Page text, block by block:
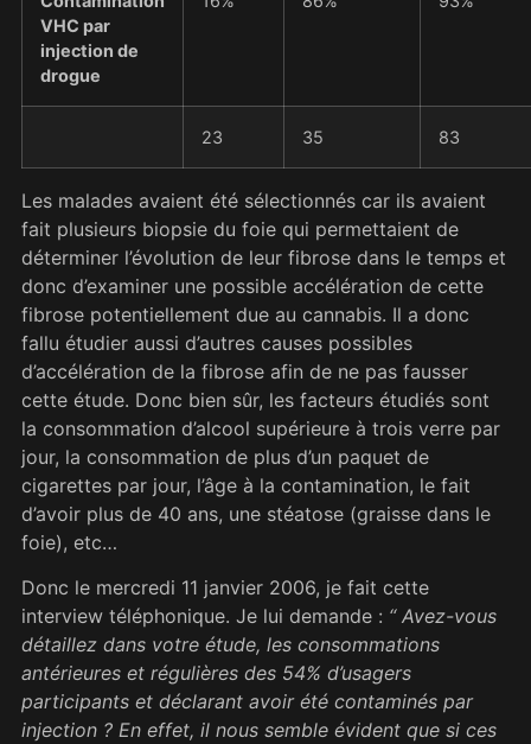
VHC par
injection de
drogue
23 35 83
Les malades avaient été sélectionnés car ils avaient
fait plusieurs biopsie du foie qui permettaient de
déterminer l’évolution de leur fibrose dans le temps et
donc d’examiner une possible accélération de cette
fibrose potentiellement due au cannabis. Il a donc
fallu étudier aussi d’autres causes possibles
d’accélération de la fibrose afin de ne pas fausser
cette étude. Donc bien sûr, les facteurs étudiés sont
la consommation d’alcool supérieure à trois verre par
jour, la consommation de plus d’un paquet de
cigarettes par jour, l’âge à la contamination, le fait
d’avoir plus de 40 ans, une stéatose (graisse dans le
foie), etc…
Donc le mercredi 11 janvier 2006, je fait cette
interview téléphonique. Je lui demande : “ Avez-vous
détaillez dans votre étude, les consommations
antérieures et régulières des 54% d’usagers
participants et déclarant avoir été contaminés par
injection ? En effet, il nous semble évident que si ces